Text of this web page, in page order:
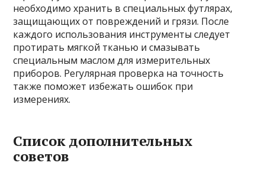
необходимо хранить в специальных футлярах,
защищающих от повреждений и грязи. После
каждого использования инструменты следует
протирать мягкой тканью и смазывать
специальным маслом для измерительных
приборов. Регулярная проверка на точность
также поможет избежать ошибок при
измерениях.
Список дополнительных
советов